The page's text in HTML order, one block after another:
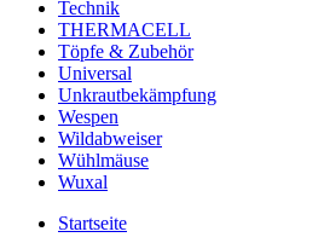
Technik
THERMACELL
Töpfe & Zubehör
Universal
Unkrautbekämpfung
Wespen
Wildabweiser
Wühlmäuse
Wuxal
Startseite